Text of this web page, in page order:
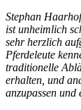
Stephan
ist unheimlich
sehr herzlich
Pferdeleute
traditionelle
erhalten, und
anzupassen und